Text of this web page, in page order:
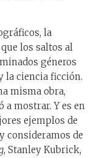
la
los saltos al
géneros
la ciencia ficción.
misma obra,
a mostrar. Y es en
ejemplos de
consideramos de
, Stanley Kubrick,